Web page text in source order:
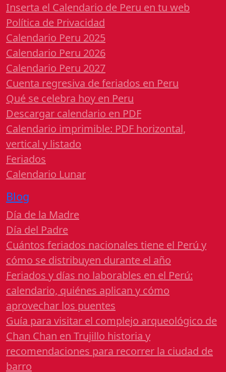
Inserta el Calendario de Peru en tu web
Política de Privacidad
Calendario Peru 2025
Calendario Peru 2026
Calendario Peru 2027
Cuenta regresiva de feriados en Peru
Qué se celebra hoy en Peru
Descargar calendario en PDF
Calendario imprimible: PDF horizontal,
vertical y listado
Feriados
Calendario Lunar
Blog
Día de la Madre
Día del Padre
Cuántos feriados nacionales tiene el Perú y
cómo se distribuyen durante el año
Feriados y días no laborables en el Perú:
calendario, quiénes aplican y cómo
aprovechar los puentes
Guía para visitar el complejo arqueológico de
Chan Chan en Trujillo historia y
recomendaciones para recorrer la ciudad de
barro